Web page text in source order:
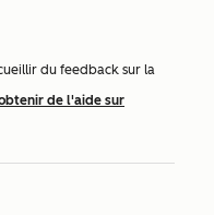
du feedback sur la
de l'aide sur